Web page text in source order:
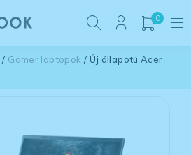
0
/ Gamer laptopok / Új állapotú Acer